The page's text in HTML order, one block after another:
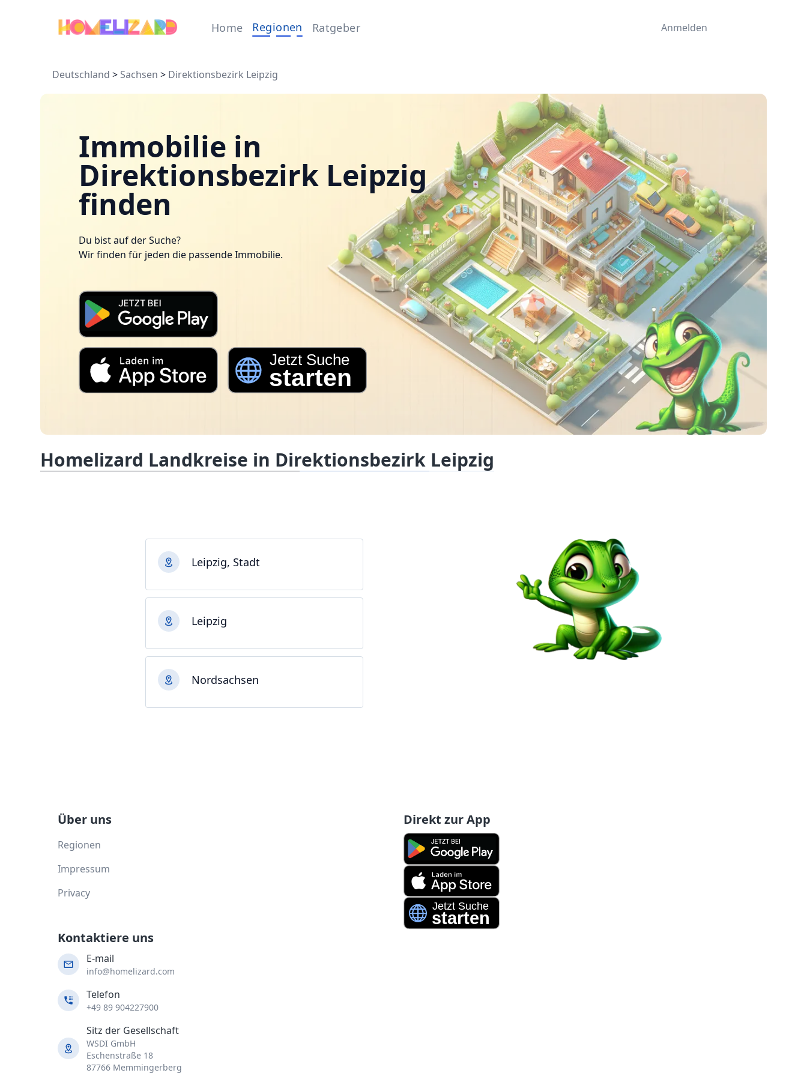
Home Regionen Ratgeber Anmelden
Deutschland > Sachsen > Direktionsbezirk Leipzig
Immobilie in
Direktionsbezirk Leipzig
finden
Du bist auf der Suche?
Wir finden für jeden die passende Immobilie.
Homelizard Landkreise in Direktionsbezirk Leipzig
Leipzig, Stadt
Leipzig
Nordsachsen
Über uns
Regionen
Impressum
Privacy
Direkt zur App
Kontaktiere uns
E-mail
info@homelizard.com
Telefon
+49 89 904227900
Sitz der Gesellschaft
WSDI GmbH
Eschenstraße 18
87766 Memmingerberg